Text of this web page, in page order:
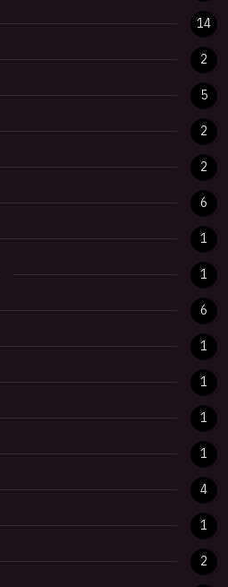
14
2
5
2
2
6
1
1
6
1
1
1
1
4
1
2